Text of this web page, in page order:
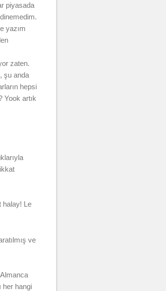
piyasada
yazım
zaten.
şu anda
hepsi
Yook artık
Le
ve
her hangi